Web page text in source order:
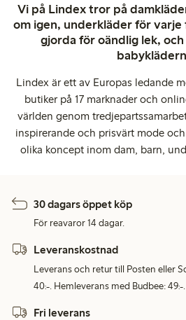
Vi på Lindex tror på
om igen, underkläder för
gjorda för oändlig lek,
Lindex är ett av Europas ledande
butiker på 17 marknader och
världen genom
inspirerande och prisvärt mode
olika koncept inom dam, barn,
30 dagars öppet köp
För reavaror 14 dagar.
Leveranskostnad
Leverans och retur till Posten eller
40:-. Hemleverans med Budbee: 49:-.
Fri leverans